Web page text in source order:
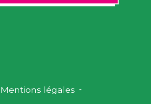
Mentions légales -